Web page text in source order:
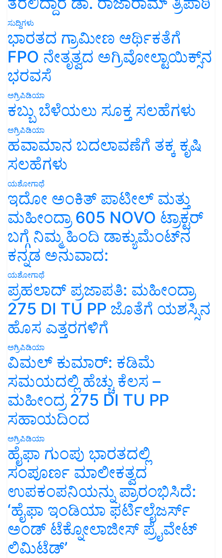
ಸುದ್ದಿಗಳು
ಭಾರತದ ಗ್ರಾಮೀಣ ಆರ್ಥಿಕತೆಗೆ
FPO ನೇತೃತ್ವದ ಅಗ್ರಿವೋಲ್ಟಾಯಿಕ್ಸ್‌ನ
ಭರವಸೆ
ಅಗ್ರಿಪಿಡಿಯಾ
ಕಬ್ಬು ಬೆಳೆಯಲು ಸೂಕ್ತ ಸಲಹೆಗಳು
ಅಗ್ರಿಪಿಡಿಯಾ
ಹವಾಮಾನ ಬದಲಾವಣೆಗೆ ತಕ್ಕ ಕೃಷಿ
ಸಲಹೆಗಳು
ಯಶೋಗಾಥೆ
ಇದೋ ಅಂಕಿತ್ ಪಾಟೀಲ್ ಮತ್ತು
ಮಹೀಂದ್ರಾ 605 NOVO ಟ್ರಾಕ್ಟರ್
ಬಗ್ಗೆ ನಿಮ್ಮ ಹಿಂದಿ ಡಾಕ್ಯುಮೆಂಟ್‌ನ
ಕನ್ನಡ ಅನುವಾದ:
ಯಶೋಗಾಥೆ
ಪ್ರಹಲಾದ್ ಪ್ರಜಾಪತಿ: ಮಹೀಂದ್ರಾ
275 DI TU PP ಜೊತೆಗೆ ಯಶಸ್ಸಿನ
ಹೊಸ ಎತ್ತರಗಳಿಗೆ
ಅಗ್ರಿಪಿಡಿಯಾ
ವಿಮಲ್ ಕುಮಾರ್: ಕಡಿಮೆ
ಸಮಯದಲ್ಲಿ ಹೆಚ್ಚು ಕೆಲಸ –
ಮಹೀಂದ್ರ 275 DI TU PP
ಸಹಾಯದಿಂದ
ಅಗ್ರಿಪಿಡಿಯಾ
ಹೈಫಾ ಗುಂಪು ಭಾರತದಲ್ಲಿ
ಸಂಪೂರ್ಣ ಮಾಲೀಕತ್ವದ
ಉಪಕಂಪನಿಯನ್ನು ಪ್ರಾರಂಭಿಸಿದೆ:
‘ಹೈಫಾ ಇಂಡಿಯಾ ಫರ್ಟಿಲೈಜರ್ಸ್
ಅಂಡ್ ಟೆಕ್ನೋಲಾಜೀಸ್ ಪ್ರೈವೇಟ್
ಲಿಮಿಟೆಡ್’